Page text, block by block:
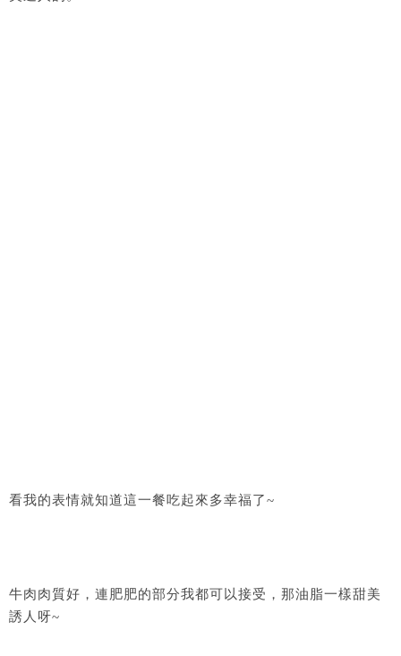
看我的表情就知道這一餐吃起來多幸福了~
牛肉肉質好，連肥肥的部分我都可以接受，那油脂一樣甜美
誘人呀~